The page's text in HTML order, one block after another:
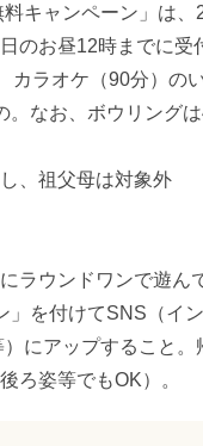
キャンペーン」は、
のお昼12時までに受
カラオケ（90分）の
なお、ボウリング
、祖父母は対象外
ラウンドワンで遊ん
を付けてSNS（イ
にアップすること
ろ姿等でもOK）。